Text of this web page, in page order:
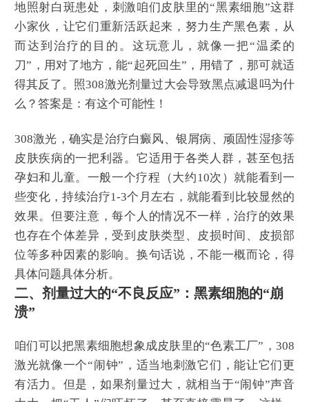
地照射白斑患处，刺激咱们皮肤里的“黑素细胞”这群
小家伙，让它们重新活跃起来，努力生产黑色素，从
而达到治疗的目的。这玩意儿，就像一把“温柔的
刀”，用对了地方，能“起死回生”，用错了，那可就适
得其反了。照308激光剂量过大会导致黑点减退吗为什
么？答案是：有这个可能性！
308激光，确实是治疗白癜风、银屑病、顽固性湿疹等
皮肤疾病的一把利器。它适用于各类人群，甚至包括
孕妇和儿童。一般一个疗程（大约10次）就能看到一
些变化，持续治疗1-3个月左右，就能看到比较显然的
效果。但要注意，每个人的情况不一样，治疗的效果
也存在个体差异，受到皮肤类型、皮损时间、皮损部
位等多种因素的影响。换句话说，不能一概而论，得
具体问题具体分析。
二、剂量过大的“不良反应”：黑素细胞的“崩
溃”
咱们可以把黑素细胞想象成皮肤里的“色素工厂”，308
激光就像一个“闹钟”，适当地刺激它们，能让它们更
有活力。但是，如果剂量过大，就相当于“闹钟”声音